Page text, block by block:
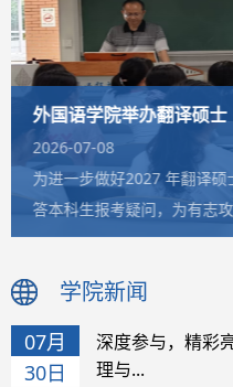
外国语学院举办翻译硕
2026-07-08
为进一步做好2027 年翻译
答本科生报考疑问，为有志
学院新闻
07月
30日
深度参与，精彩
理与...